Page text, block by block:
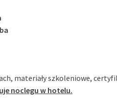
materiały szkoleniowe,
noclegu w hotelu.